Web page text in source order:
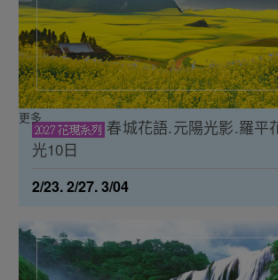
春城花語.元陽光影.羅平
光10日
2/23. 2/27. 3/04
更多